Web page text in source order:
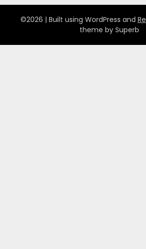
©2026 | Built using WordPress and
theme by Superb